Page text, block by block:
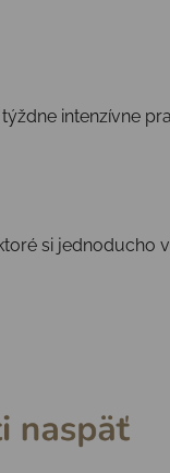
intenzívne
si jednoducho